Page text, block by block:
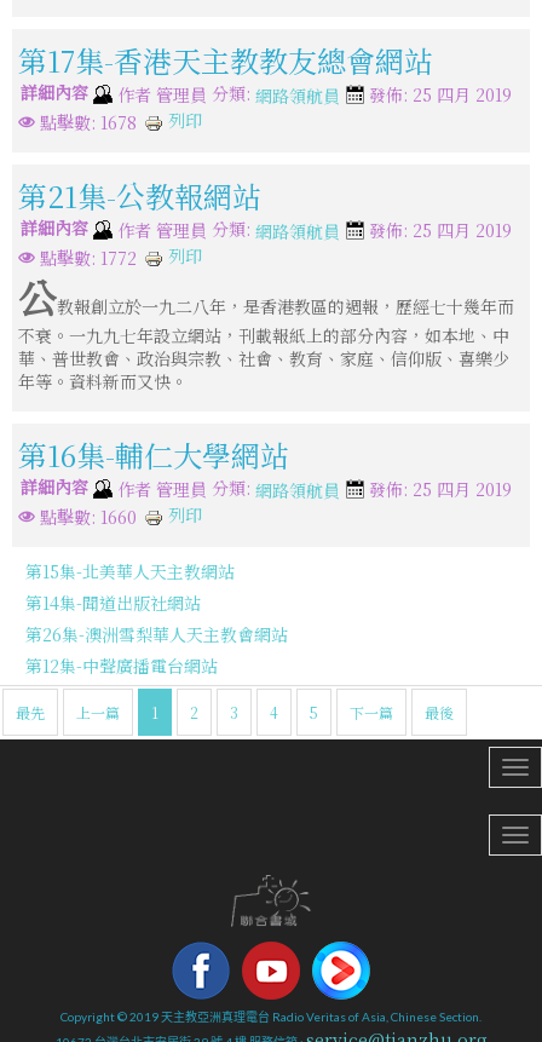
第17集-香港天主教教友總會網站
詳細內容 作者 管理員 分類: 網路領航員
發佈: 25 四月 2019
點擊數: 1678
列印
第21集-公教報網站
詳細內容 作者 管理員 分類: 網路領航員
發佈: 25 四月 2019
點擊數: 1772
列印
公教報創立於一九二八年，是香港教區的週報，歷經七十幾年而
不衰。一九九七年設立網站，刊載報紙上的部分內容，如本地、中
華、普世教會、政治與宗教、社會、教育、家庭、信仰版、喜樂少
年等。資料新而又快。
第16集-輔仁大學網站
詳細內容 作者 管理員 分類: 網路領航員
發佈: 25 四月 2019
點擊數: 1660
列印
第15集-北美華人天主教網站
第14集-聞道出版社網站
第26集-澳洲雪梨華人天主教會網站
第12集-中聲廣播電台網站
最先 上一篇 1 2 3 4 5 下一篇 最後
Copyright © 2019 天主教亞洲真理電台 Radio Veritas of Asia, Chinese Section.